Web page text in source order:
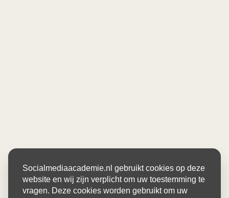
Socialmediaacademie.nl gebruikt cookies op deze
website en wij zijn verplicht om uw toestemming te
vragen. Deze cookies worden gebruikt om uw